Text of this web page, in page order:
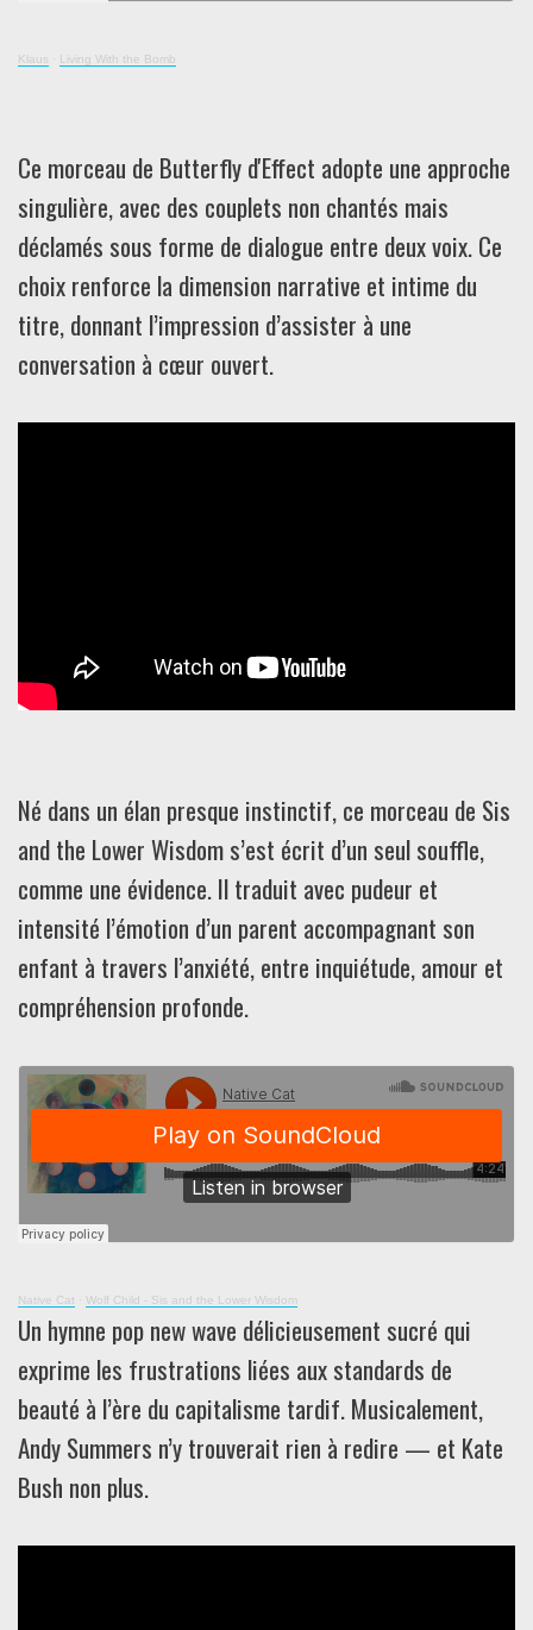
Klaus · Living With the Bomb
Ce morceau de Butterfly d'Effect adopte une approche
singulière, avec des couplets non chantés mais
déclamés sous forme de dialogue entre deux voix. Ce
choix renforce la dimension narrative et intime du
titre, donnant l’impression d’assister à une
conversation à cœur ouvert.
Né dans un élan presque instinctif, ce morceau de Sis
and the Lower Wisdom s’est écrit d’un seul souffle,
comme une évidence. Il traduit avec pudeur et
intensité l’émotion d’un parent accompagnant son
enfant à travers l’anxiété, entre inquiétude, amour et
compréhension profonde.
Native Cat · Wolf Child - Sis and the Lower Wisdom
Un hymne pop new wave délicieusement sucré qui
exprime les frustrations liées aux standards de
beauté à l’ère du capitalisme tardif. Musicalement,
Andy Summers n’y trouverait rien à redire — et Kate
Bush non plus.